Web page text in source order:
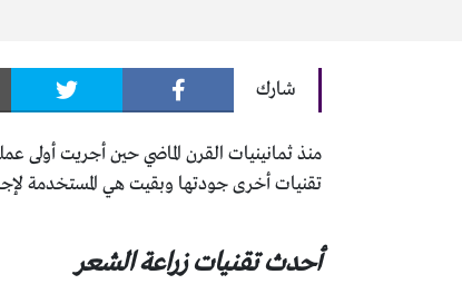
شارك
منذ ثمانينيات القرن الماضي حين أجريت
تقنيات أخرى جودتها وبقيت هي المستخدمة
أحدث تقنيات زراعة الشعر